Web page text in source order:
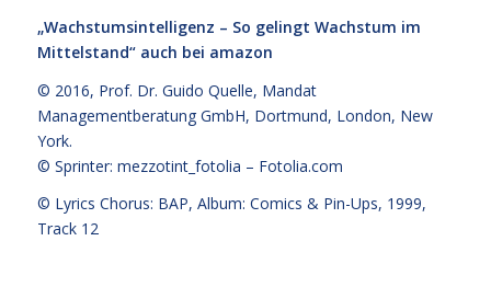
„Wachstumsintelligenz – So gelingt Wachstum im
Mittelstand“ auch bei amazon
© 2016, Prof. Dr. Guido Quelle, Mandat
Managementberatung GmbH, Dortmund, London, New
York.
© Sprinter: mezzotint_fotolia – Fotolia.com
© Lyrics Chorus: BAP, Album: Comics & Pin-Ups, 1999,
Track 12